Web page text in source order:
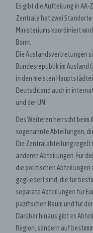
Es gibt die Aufteilung in
Zentrale hat zwei
Ministeriums koordiniert
Bonn.
Die Auslandsvertretungen
Bundesrepublik im Ausland
in den meisten
Deutschland auch in
und der UN.
Des Weiteren herrscht
sogenannte Abteilungen,
Die Zentralabteilung regelt
anderen Abteilungen. Für
die politischen Abteilungen
gegliedert sind, die für
separate Abteilungen für
pazifischen Raum und für
Darüber hinaus gibt es
Region, sondern auf